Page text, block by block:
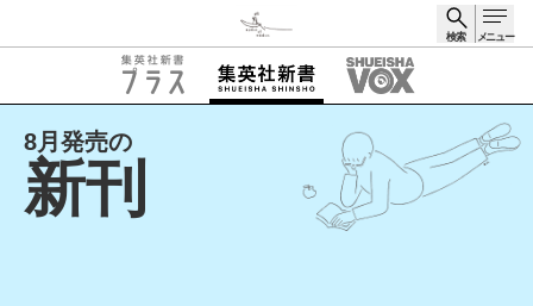
検索 メニュー
8月発売の
新刊